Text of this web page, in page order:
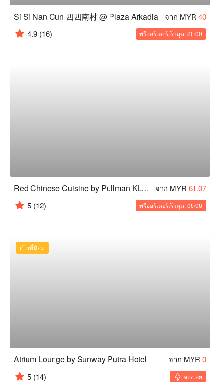
Si Si Nan Cun 四四南村 @ Plaza Arkadia จาก MYR 40
4.9 (16) พรีออร์เดอร์เร็วสุด: 20:00
Red Chinese Cuisine by Pullman KLCC Hotel & Residences จาก MYR 61.07
5 (12) พรีออร์เดอร์เร็วสุด: 08/08
เป็นที่นิยม
Atrium Lounge by Sunway Putra Hotel จาก MYR 0
5 (14) จองเลย